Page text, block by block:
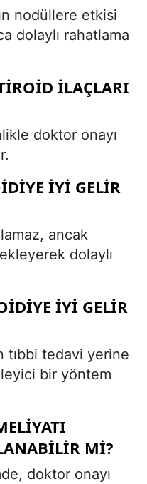
nodüllere etkisi
dolaylı rahatlama
ILAÇLARI
doktor onayı
IYI GELIR
ancak
dolaylı
IYI GELIR
tıbbi tedavi yerine
bir yöntem
MI?
doktor onayı